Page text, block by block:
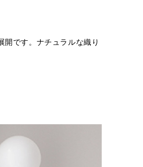
開です。ナチュラルな織り